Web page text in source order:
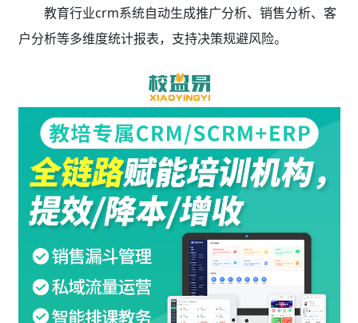
教育行业crm系统自动生成推广分析、销售分析、客
户分析等多维度统计报表，支持决策规避风险。